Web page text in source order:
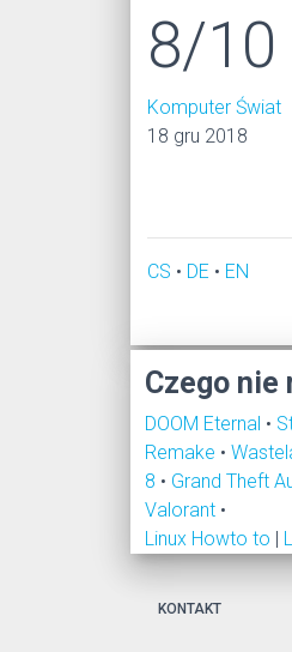
8/10
Komputer Świat
18 gru 2018
CS • DE • EN
Czego nie
DOOM Eternal •
Remake •
8 • Grand Theft
Valorant •
Linux Howto to |
KONTAKT